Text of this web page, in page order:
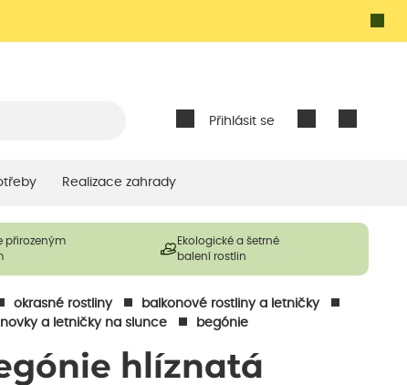
Přihlásit se
Realizace zahrady
přirozeným
Ekologické a šetrné
balení rostlin
okrasné rostliny
balkonové rostliny a letničky
a letničky na slunce
begónie
hlíznatá